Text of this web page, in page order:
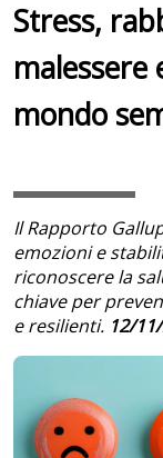
Stress,
malessere
mondo
Il Rapporto
emozioni e
riconoscere la
chiave per
e resilienti. 12/